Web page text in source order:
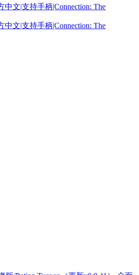
文|支持手柄|Connection: The
文|支持手柄|Connection: The